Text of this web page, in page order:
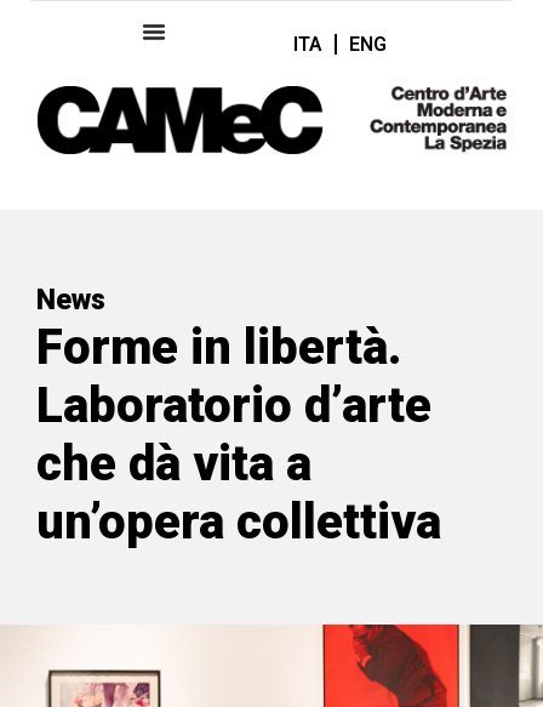
ITA ENG
News
Forme in libertà.
Laboratorio d’arte
che dà vita a
un’opera collettiva